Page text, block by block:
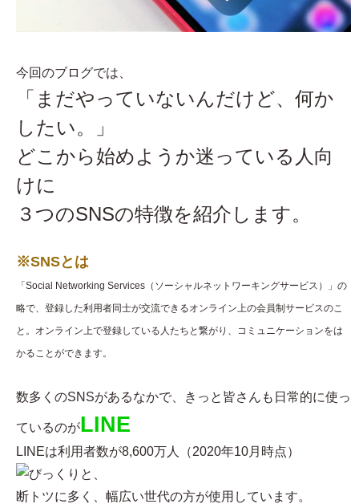
今回のブログでは、
「まだやっていないんだけど、何か
したい。」
どこから始めようか迷っている人向
けに
３つのSNSの特徴を紹介します。
※SNSとは
「Social Networking Services（ソーシャルネットワーキングサービス）」の
略で、登録した利用者同士が交流できるオンライン上の会員制サービスのこ
と。オンライン上で登録している人たちと繋がり、コミュニケーションをは
かることができます。
数多くのSNSがあるなかで、きっと皆さんも日常的に使っ
ているのがLINE
LINEは利用者数が8,600万人（2020年10月時点）
と、
断トツに多く、幅広い世代の方が使用しています。